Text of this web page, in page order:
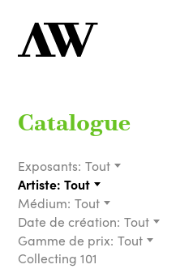
Catalogue
Exposants: Tout
Artiste: Tout
Médium: Tout
Date de création: Tout
Gamme de prix: Tout
Collecting 101